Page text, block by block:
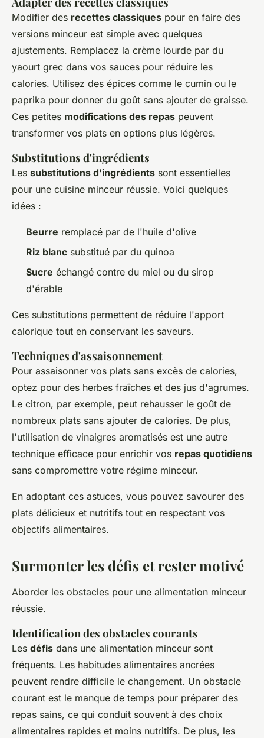
Modifier des recettes classiques pour en faire des
versions minceur est simple avec quelques
ajustements. Remplacez la crème lourde par du
yaourt grec dans vos sauces pour réduire les
calories. Utilisez des épices comme le cumin ou le
paprika pour donner du goût sans ajouter de graisse.
Ces petites modifications des repas peuvent
transformer vos plats en options plus légères.
Substitutions d'ingrédients
Les substitutions d'ingrédients sont essentielles
pour une cuisine minceur réussie. Voici quelques
idées :
Beurre remplacé par de l'huile d'olive
Riz blanc substitué par du quinoa
Sucre échangé contre du miel ou du sirop
d'érable
Ces substitutions permettent de réduire l'apport
calorique tout en conservant les saveurs.
Techniques d'assaisonnement
Pour assaisonner vos plats sans excès de calories,
optez pour des herbes fraîches et des jus d'agrumes.
Le citron, par exemple, peut rehausser le goût de
nombreux plats sans ajouter de calories. De plus,
l'utilisation de vinaigres aromatisés est une autre
technique efficace pour enrichir vos repas quotidiens
sans compromettre votre régime minceur.
En adoptant ces astuces, vous pouvez savourer des
plats délicieux et nutritifs tout en respectant vos
objectifs alimentaires.
Surmonter les défis et rester motivé
Aborder les obstacles pour une alimentation minceur
réussie.
Identification des obstacles courants
Les défis dans une alimentation minceur sont
fréquents. Les habitudes alimentaires ancrées
peuvent rendre difficile le changement. Un obstacle
courant est le manque de temps pour préparer des
repas sains, ce qui conduit souvent à des choix
alimentaires rapides et moins nutritifs. De plus, les